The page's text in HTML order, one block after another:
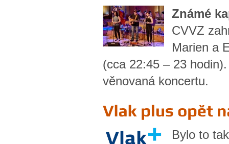
Známé
CVVZ
Marien a
(cca 22:45 – 23
věnovaná koncertu.
Bylo to